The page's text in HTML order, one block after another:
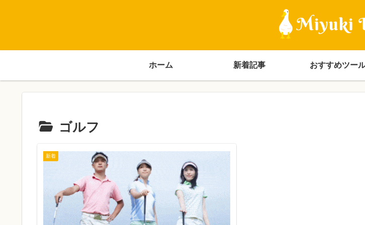
ホーム 新着記事 おすすめツー
ゴルフ
新着